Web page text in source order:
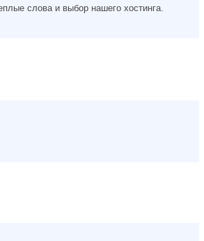
слова и выбор нашего хостинга.